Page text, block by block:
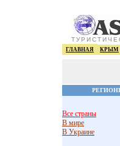
ГЛАВНАЯ КРЫМ
Все страны
В мире
В Украине